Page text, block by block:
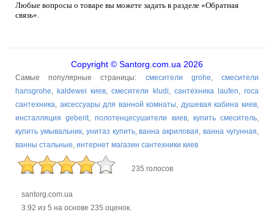
Любые вопросы о товаре вы можете задать в разделе «Обратная
связь».
Copyright © Santorg.com.ua 2026
Самые популярные страницы: смесители grohe,смесители
hansgrohe, kaldewei киев,смесители kludi, сантехника laufen,roca
сантехника, аксессуары для ванной комнаты, душевая кабина киев,
инсталляция geberit,полотенцесушители киев, купить смеситель,
купить умывальник, унитаз купить,ванна акриловая,ванна чугунная,
ванны стальные, интернет магазин сантехники киев
235 голосов
santorg.com.ua
3.92 из 5 на основе 235 оценок.